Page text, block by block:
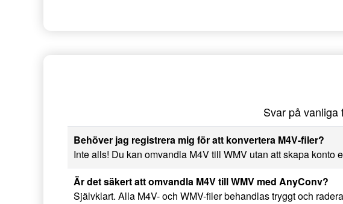
Svar på
Behöver jag registrera mig för att konvertera M4V-filer?
Inte alls! Du kan omvandla M4V till WMV utan att skapa konto
Är det säkert att omvandla M4V till WMV med AnyConv?
Självklart. Alla M4V- och WMV-filer behandlas tryggt och